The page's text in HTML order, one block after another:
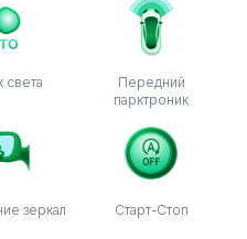
света
Передний
парктроник
зеркал Старт-Стоп